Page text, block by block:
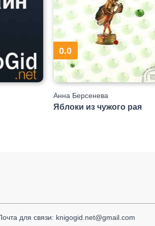
0.0
Анна Берсенева
Яблоки из чужого рая
для связи: knigogid.net@gmail.com